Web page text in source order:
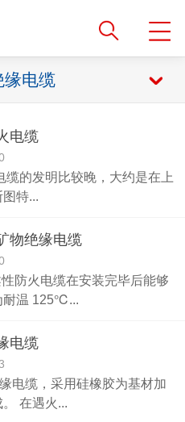
缘电缆
电缆
的发明比较晚，大约是在上
特...
物绝缘电缆
防火电缆在安装完毕后能够
耐温 125℃...
电缆
电缆，采用硅橡胶为基材加
在遇火...